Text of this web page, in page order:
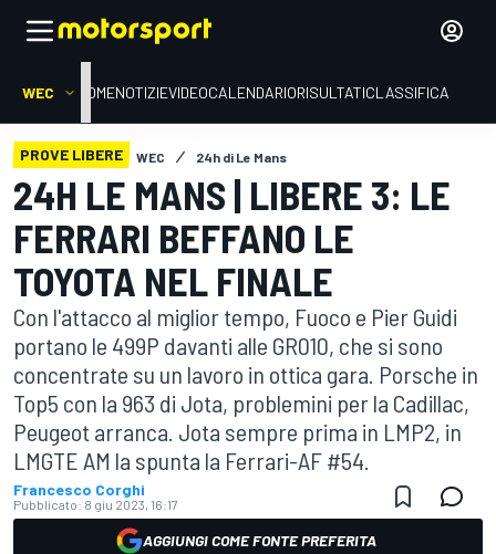
WEC HOMENOTIZIEVIDEOCALENDARIORISULTATICLASSIFICA
PROVE LIBERE WEC 24h di Le Mans
24H LE MANS | LIBERE 3: LE
FERRARI BEFFANO LE
TOYOTA NEL FINALE
Con l'attacco al miglior tempo, Fuoco e Pier Guidi
portano le 499P davanti alle GR010, che si sono
concentrate su un lavoro in ottica gara. Porsche in
Top5 con la 963 di Jota, problemini per la Cadillac,
Peugeot arranca. Jota sempre prima in LMP2, in
LMGTE AM la spunta la Ferrari-AF #54.
Francesco Corghi
Pubblicato: 8 giu 2023, 16:17
AGGIUNGI COME FONTE PREFERITA